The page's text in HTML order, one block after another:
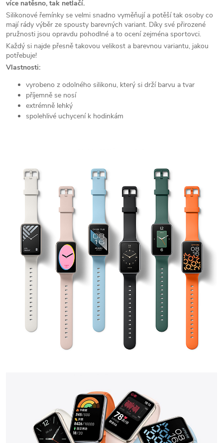
více natěsno, tak netlačí.
Silikonové řemínky se velmi snadno vyměňují a potěší tak osoby co
mají rády výběr ze spousty barevných variant. Díky své přirozené
pružnosti jsou opravdu pohodlné a to ocení zejména sportovci.
Každý si najde přesně takovou velikost a barevnou variantu, jakou
potřebuje!
Vlastnosti:
vyrobeno z odolného silikonu, který si drží barvu a tvar
příjemně se nosí
extrémně lehký
spolehlivé uchycení k hodinkám